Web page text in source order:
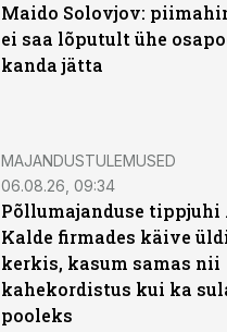
Maido Solovjov:
ei saa lõputult ühe
kanda jätta
MAJANDUSTULEMUSED
06.08.26, 09:34
Põllumajanduse tippjuhi
Kalde firmades käive
kerkis, kasum samas nii
kahekordistus kui ka
pooleks